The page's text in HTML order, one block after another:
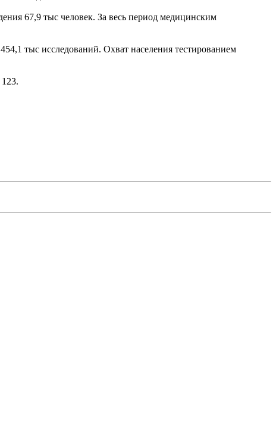
67,9 тыс человек. За весь период медицинским
тыс исследований. Охват населения тестированием